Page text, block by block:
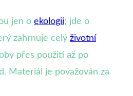
jen o ekologii; jde o
zahrnuje celý životní
přes použití až po
Materiál je považován za